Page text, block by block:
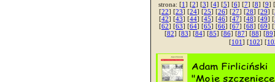
strona: [1] [2] [3] [4] [5] [6] [7] [8] [9] [
[22] [23] [24] [25] [26] [27] [28] [29] [
[42] [43] [44] [45] [46] [47] [48] [49] [
[62] [63] [64] [65] [66] [67] [68] [69] [
[82] [83] [84] [85] [86] [87] [88] [89
[101] [102] [